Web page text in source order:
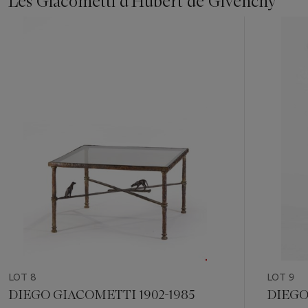
LOT 8
DIEGO GIACOMETTI 1902-1985
LOT 9